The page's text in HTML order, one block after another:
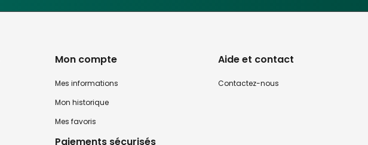
Mon compte
Mes informations
Mon historique
Mes favoris
Paiements sécurisés
Aide et contact
Contactez-nous